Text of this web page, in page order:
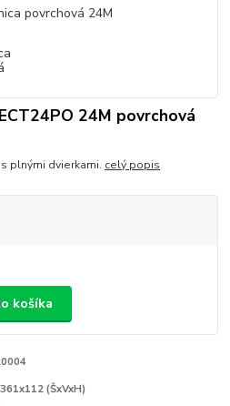
24M povrchová
plnými dvierkami. celý popis
košíka
(ŠxVxH)